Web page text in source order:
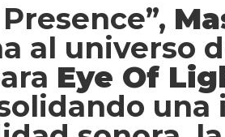
al universo
Eye Of
una